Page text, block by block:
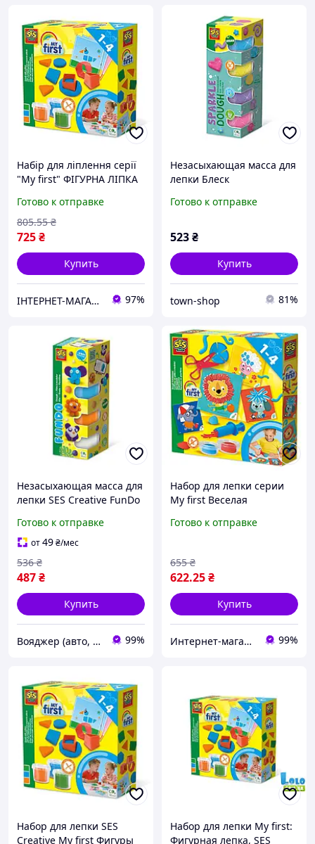
Набір для ліплення серії
"My first" ФІГУРНА ЛІПКА
Готово к отправке
725₴
805.55 ₴
Купить
ІНТЕРНЕТ-МАГАЗИН "КНОПКА" 97%
Незасыхающая масса для
лепки Блеск
Готово к отправке
523₴
Купить
town-shop 81%
Незасыхающая масса для
лепки SES Creative FunDo
0081-VO
Готово к отправке
от49₴/мес
487₴
536 ₴
Купить
Вояджер (авто, туризм, спорт) 99%
Набор для лепки серии
My first Веселая
ish
Готово к отправке
622.25₴
655 ₴
Купить
Интернет-магазин "IRISHOP.COM.UA" 99%
Набор для лепки SES
Creative My first Фигуры
Набор для лепки My first:
Фигурная лепка, SES